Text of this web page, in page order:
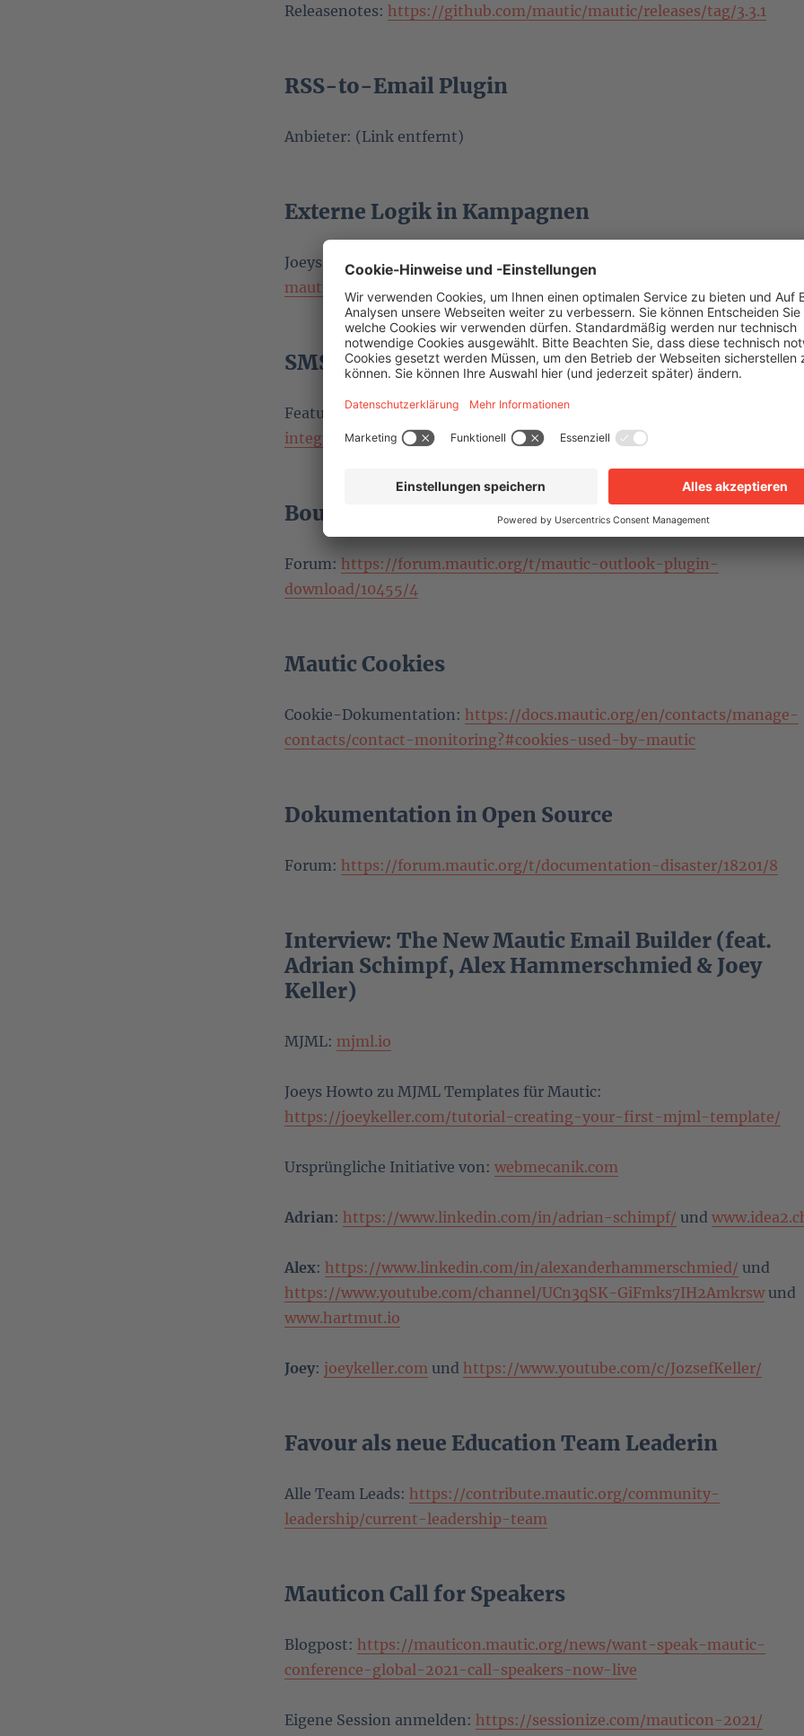
Releasenotes: https://github.com/mautic/mautic/releases/tag/3.3.1
RSS-to-Email Plugin
Anbieter: (Link entfernt)
Externe Logik in Kampagnen
Joeys Blogpost:
https://joeykeller.com/add-new-functionality-to-
mautic-with-a-conversion-table-2-case-studies/
SMS per Amazon SNS
Feature-Wunsch:https://forum.mautic.org/t/amazon-sns-sms-
integration/6484
Bounty: Outlook Plugin
Forum: https://forum.mautic.org/t/mautic-outlook-plugin-
download/10455/4
Mautic Cookies
Cookie-Dokumentation: https://docs.mautic.org/en/contacts/manage-
contacts/contact-monitoring?#cookies-used-by-mautic
Dokumentation in Open Source
Forum: https://forum.mautic.org/t/documentation-disaster/18201/8
Interview: The New Mautic Email Builder (feat.
Adrian Schimpf, Alex Hammerschmied & Joey
Keller)
MJML: mjml.io
Joeys Howto zu MJML Templates für Mautic:
https://joeykeller.com/tutorial-creating-your-first-mjml-template/
Ursprüngliche Initiative von: webmecanik.com
Adrian: https://www.linkedin.com/in/adrian-schimpf/ und
Alex: https://www.linkedin.com/in/alexanderhammerschmied/ und
https://www.youtube.com/channel/UCn3qSK-GiFmks7IH2Amkrswund
www.hartmut.io
Joey: joeykeller.com und https://www.youtube.com/c/JozsefKeller/
Favour als neue Education Team Leaderin
Alle Team Leads: https://contribute.mautic.org/community-
leadership/current-leadership-team
Mauticon Call for Speakers
Blogpost: https://mauticon.mautic.org/news/want-speak-mautic-
conference-global-2021-call-speakers-now-live
Eigene Session anmelden: https://sessionize.com/mauticon-2021/